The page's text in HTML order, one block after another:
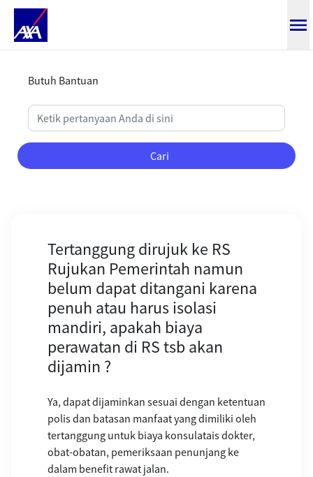
Butuh Bantuan
Cari
Tertanggung dirujuk ke RS
Rujukan Pemerintah namun
belum dapat ditangani karena
penuh atau harus isolasi
mandiri, apakah biaya
perawatan di RS tsb akan
dijamin ?
Ya, dapat dijaminkan sesuai dengan ketentuan
polis dan batasan manfaat yang dimiliki oleh
tertanggung untuk biaya konsulatais dokter,
obat-obatan, pemeriksaan penunjang ke
dalam benefit rawat jalan.